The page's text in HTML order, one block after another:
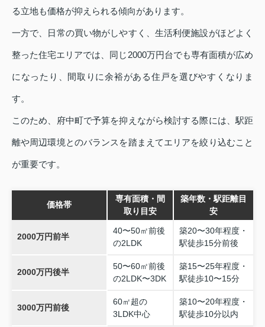
る立地も価格が抑えられる傾向があります。
一方で、日常の買い物がしやすく、生活利便施設がほどよく
整った住宅エリアでは、同じ2000万円台でも専有面積が広め
になったり、間取りに余裕がある住戸を選びやすくなりま
す。
このため、府中町で予算を抑えながら検討する際には、駅距
離や周辺環境とのバランスを踏まえてエリアを絞り込むこと
が重要です。
価格帯
専有面積・間
取り目安
築年数・駅距離目
安
2000万円前半
40〜50㎡前後
の2LDK
築20〜30年程度・
駅徒歩15分前後
2000万円後半
50〜60㎡前後
の2LDK〜3DK
築15〜25年程度・
駅徒歩10〜15分
3000万円前後
60㎡超の
3LDK中心
築10〜20年程度・
駅徒歩10分以内